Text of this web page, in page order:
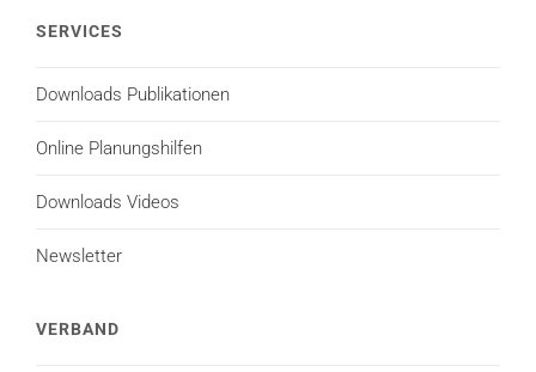
SERVICES
Downloads Publikationen
Online Planungshilfen
Downloads Videos
Newsletter
VERBAND